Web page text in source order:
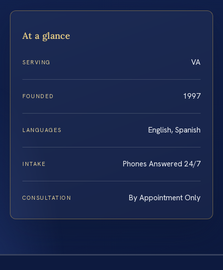
At a glance
SERVING VA
FOUNDED 1997
LANGUAGES English, Spanish
INTAKE Phones Answered 24/7
CONSULTATION By Appointment Only